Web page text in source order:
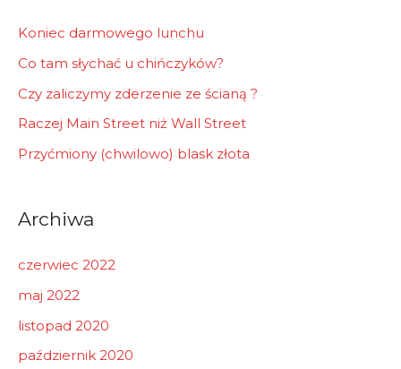
Koniec darmowego lunchu
Co tam słychać u chińczyków?
Czy zaliczymy zderzenie ze ścianą ?
Raczej Main Street niż Wall Street
Przyćmiony (chwilowo) blask złota
Archiwa
czerwiec 2022
maj 2022
listopad 2020
październik 2020